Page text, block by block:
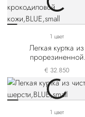
1 цвет
Легкая куртка из
прорезиненной
крокодиловой кожи
€ 32.850
1 цвет